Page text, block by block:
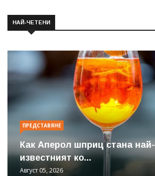
НАЙ-ЧЕТЕНИ
ПРЕДСТАВЯНЕ
Как Аперол шприц стана най-
известният ко...
Август 05, 2026